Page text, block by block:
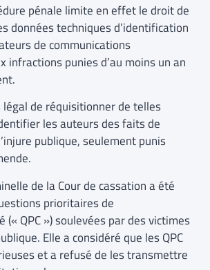
pénale limite en effet le droit de
données techniques d’identification
de communications
infractions punies d’au moins un an
légal de réquisitionner de telles
les auteurs des faits de
publique, seulement punis
de la Cour de cassation a été
prioritaires de
QPC ») soulevées par des victimes
Elle a considéré que les QPC
et a refusé de les transmettre